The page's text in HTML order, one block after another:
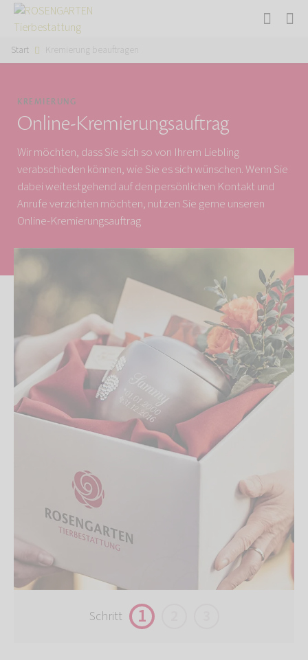
Start Kremierung beauftragen
KREMIERUNG
Online-Kremierungsauftrag
Wir möchten, dass Sie sich so von Ihrem Liebling
verabschieden können, wie Sie es sich wünschen. Wenn Sie
dabei weitestgehend auf den persönlichen Kontakt und
Anrufe verzichten möchten, nutzen Sie gerne unseren
Online-Kremierungsauftrag
Schritt 1